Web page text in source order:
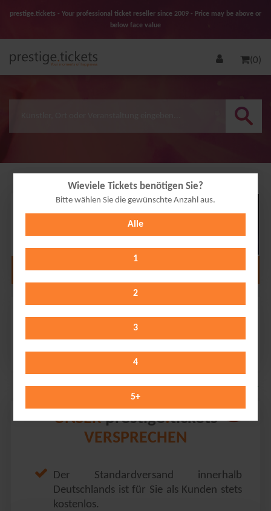
prestige.tickets - Your professional ticket reseller since 2009 - Price may be above or
below face value
(0)
Wieviele Tickets benötigen Sie?
Bitte wählen Sie die gewünschte Anzahl aus.
Alle
1
2
3
4
5+
13
Alle Termine anzeigen
PSD BANK DOME // Düsseldorf
Tuesday 13.10.2026
UNSERprestige.tickets
VERSPRECHEN
Der Standardversand innerhalb
Deutschlands ist für Sie als Kunden stets
kostenlos.